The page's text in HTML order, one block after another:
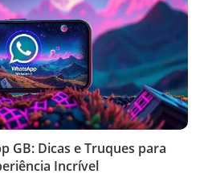
GB: Dicas e Truques para
Incrível